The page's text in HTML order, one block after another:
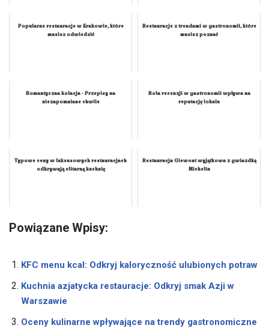
Popularne restauracje w Krakowie, które
musisz odwiedzić
Restauracje z trendami w gastronomii, które
musisz poznać
Romantyczna kolacja - Przepisy na
niezapomniane chwile
Rola recenzji w gastronomii wpływa na
reputację lokalu
Typowe ceny w luksusowych restauracjach
odkrywają elitarną kuchnię
Restauracja Giewont wyjątkowa z gwiazdką
Michelin
Powiązane Wpisy:
KFC menu kcal: Odkryj kaloryczność ulubionych potraw
Kuchnia azjatycka restauracje: Odkryj smak Azji w
Warszawie
Oceny kulinarne wpływające na trendy gastronomiczne